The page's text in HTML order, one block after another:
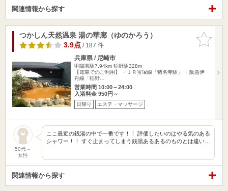
関連情報から探す
お気に入
りに追加
つかしん天然温泉 湯の華廊（ゆのかろう）
3.9点/ 187 件
兵庫県 / 尼崎市
甲陽園駅7.94km 稲野駅328m
【電車でのご利用】 ・ＪＲ宝塚線「猪名寺駅」 ・阪急伊
丹線「稲野…
営業時間 10:00～24:00
入浴料金 950円～
日帰り エステ・マッサージ
50代～
女性
ここ最近の銭湯の中で一番です！！ 評価したいのはやる気のある
シャワー！！ すぐ止まってしまう銭湯あるあるのものとは違い…
関連情報から探す